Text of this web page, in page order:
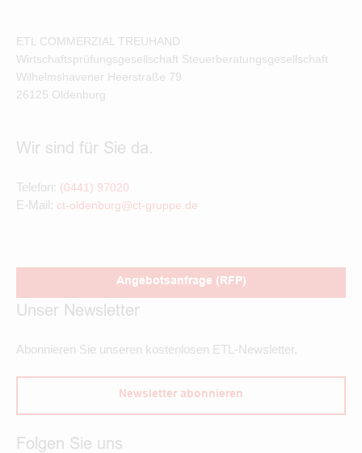
ETL COMMERZIAL TREUHAND
Wirtschaftsprüfungsgesellschaft Steuerberatungsgesellschaft
Wilhelmshavener Heerstraße 79
26125 Oldenburg
Wir sind für Sie da.
Telefon: (0441) 97020
E-Mail: ct-oldenburg@ct-gruppe.de
Angebotsanfrage (RFP)
Unser Newsletter
Abonnieren Sie unseren kostenlosen ETL-Newsletter.
Newsletter abonnieren
Folgen Sie uns